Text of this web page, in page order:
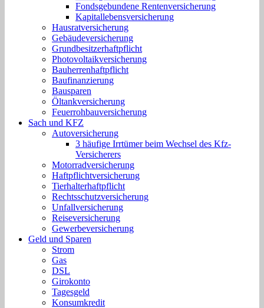
Fondsgebundene Rentenversicherung
Kapitallebensversicherung
Hausratversicherung
Gebäudeversicherung
Grundbesitzerhaftpflicht
Photovoltaikversicherung
Bauherrenhaftpflicht
Baufinanzierung
Bausparen
Öltankversicherung
Feuerrohbauversicherung
Sach und KFZ
Autoversicherung
3 häufige Irrtümer beim Wechsel des Kfz-
Versicherers
Motorradversicherung
Haftpflichtversicherung
Tierhalterhaftpflicht
Rechtsschutzversicherung
Unfallversicherung
Reiseversicherung
Gewerbeversicherung
Geld und Sparen
Strom
Gas
DSL
Girokonto
Tagesgeld
Konsumkredit